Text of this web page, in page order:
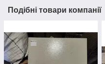
Подібні товари компанії